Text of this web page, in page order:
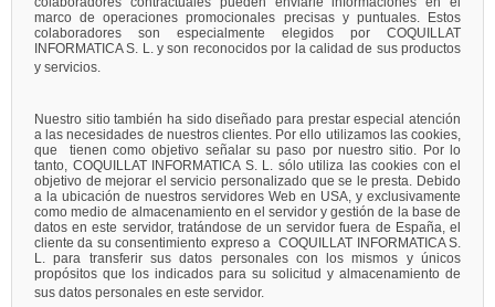
marco de operaciones promocionales precisas y puntuales. Estos
colaboradores son especialmente elegidos por COQUILLAT
INFORMATICA S. L. y son reconocidos por la calidad de sus productos
y servicios.
Nuestro sitio también ha sido diseñado para prestar especial atención
a las necesidades de nuestros clientes. Por ello utilizamos las cookies,
que tienen como objetivo señalar su paso por nuestro sitio. Por lo
tanto, COQUILLAT INFORMATICA S. L. sólo utiliza las cookies con el
objetivo de mejorar el servicio personalizado que se le presta. Debido
a la ubicación de nuestros servidores Web en USA, y exclusivamente
como medio de almacenamiento en el servidor y gestión de la base de
datos en este servidor, tratándose de un servidor fuera de España, el
cliente da su consentimiento expreso a COQUILLAT INFORMATICA S.
L. para transferir sus datos personales con los mismos y únicos
propósitos que los indicados para su solicitud y almacenamiento de
sus datos personales en este servidor.